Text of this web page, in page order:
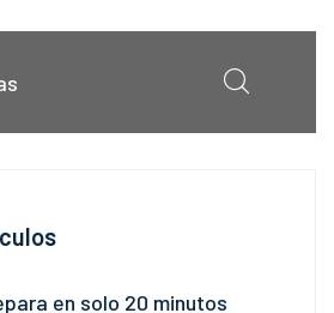
en solo 20 minutos